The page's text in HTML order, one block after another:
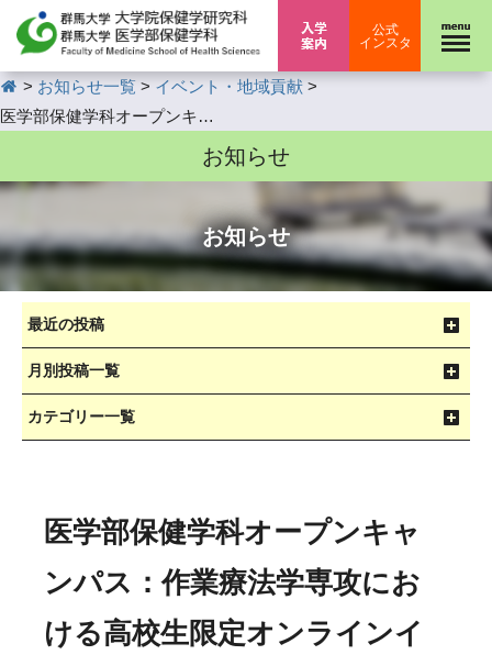
公式
インスタ
HOME
> お知らせ一覧 > イベント・地域貢献 >
医学部保健学科オープンキャンパス：作業療法学専攻における高校生限定オンラインイベントの開催について
お知らせ
お知らせ
最近の投稿
月別投稿一覧
カテゴリー一覧
医学部保健学科オープンキャ
ンパス：作業療法学専攻にお
ける高校生限定オンラインイ